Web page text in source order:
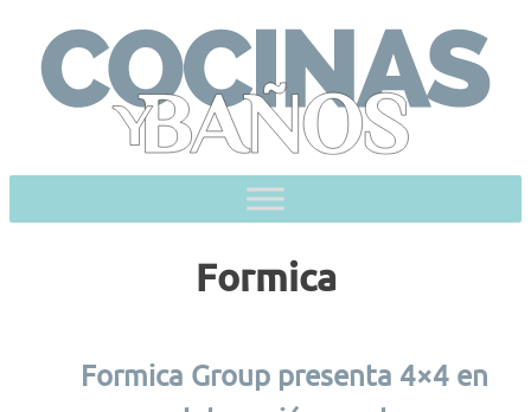
content
Formica
Formica Group presenta 4×4 en